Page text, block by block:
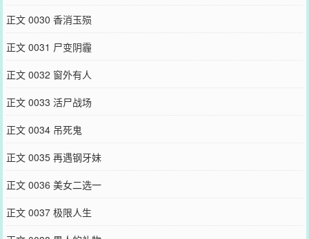
正文 0030 香消玉殒
正文 0031 尸变阴霾
正文 0032 窗外有人
正文 0033 活尸战场
正文 0034 吊死鬼
正文 0035 再遇钢牙妹
正文 0036 美女二选一
正文 0037 极限人生